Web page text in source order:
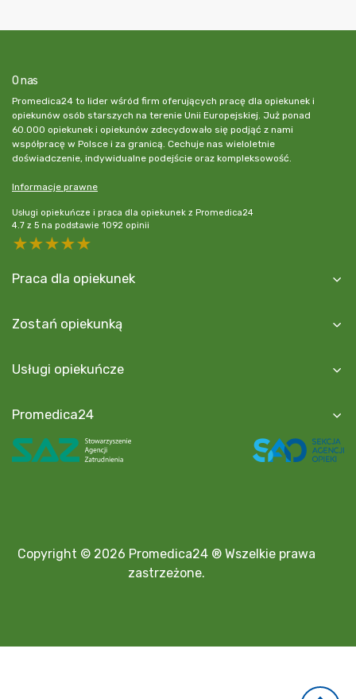
O nas
Promedica24 to lider wśród firm oferujących pracę dla opiekunek i
opiekunów osób starszych na terenie Unii Europejskiej. Już ponad
60.000 opiekunek i opiekunów zdecydowało się podjąć z nami
współpracę w Polsce i za granicą. Cechuje nas wieloletnie
doświadczenie, indywidualne podejście oraz kompleksowość.
Informacje prawne
Usługi opiekuńcze i praca dla opiekunek z Promedica24
4.7 z 5 na podstawie 1092 opinii
5 stars
4 stars
3 stars
2 stars
Praca dla opiekunek
Zostań opiekunką
Usługi opiekuńcze
Promedica24
Copyright © 2026 Promedica24 ® Wszelkie prawa
zastrzeżone.